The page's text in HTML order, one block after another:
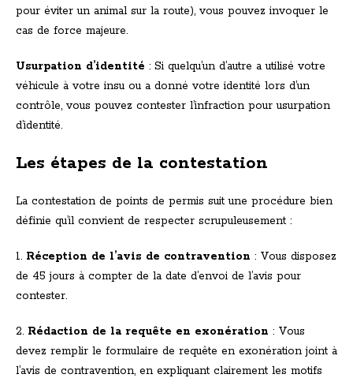
pour éviter un animal sur la route), vous pouvez invoquer le
cas de force majeure.
Usurpation d’identité : Si quelqu’un d’autre a utilisé votre
véhicule à votre insu ou a donné votre identité lors d’un
contrôle, vous pouvez contester l’infraction pour usurpation
d’identité.
Les étapes de la contestation
La contestation de points de permis suit une procédure bien
définie qu’il convient de respecter scrupuleusement :
1. Réception de l’avis de contravention : Vous disposez
de 45 jours à compter de la date d’envoi de l’avis pour
contester.
2. Rédaction de la requête en exonération : Vous
devez remplir le formulaire de requête en exonération joint à
l’avis de contravention, en expliquant clairement les motifs